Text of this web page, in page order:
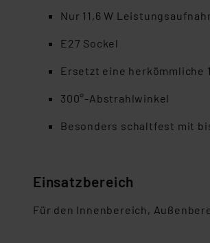
Nur 11,6 W
E27 Sockel
Ersetzt eine herkömmliche
300°-Abstrahlwinkel
Besonders schaltfest mit
Einsatzbereich
Für den Innenbereich,